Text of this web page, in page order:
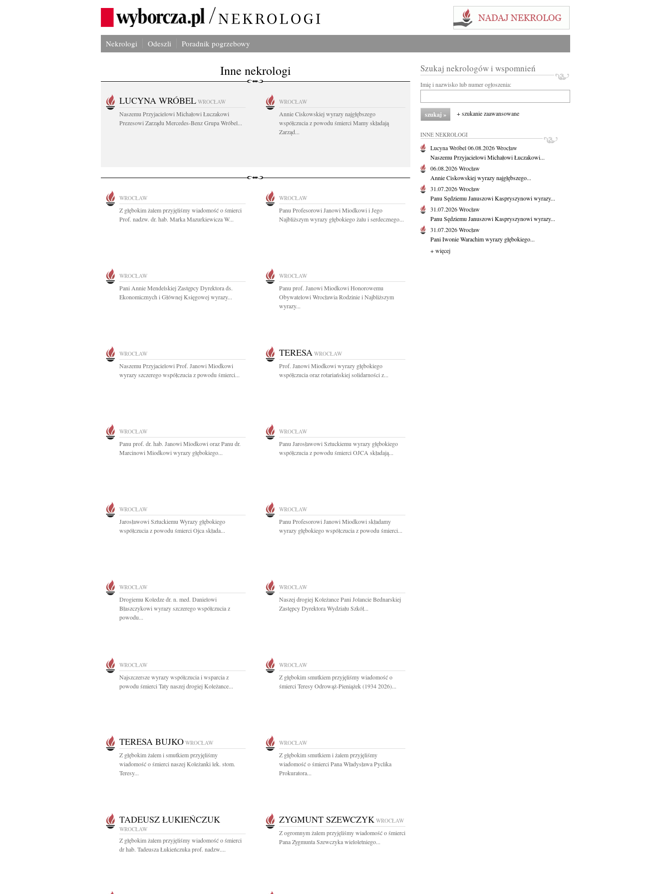
Nekrologi Odeszli Poradnik pogrzebowy
Inne nekrologi
LUCYNA WRÓBEL WROCŁAW
Naszemu Przyjacielowi Michałowi Łuczakowi
Prezesowi Zarządu Mercedes-Benz Grupa Wróbel...
WROCŁAW
Annie Ciskowskiej wyrazy najgłębszego
współczucia z powodu śmierci Mamy składają
Zarząd...
WROCŁAW
Z głębokim żalem przyjęliśmy wiadomość o śmierci
Prof. nadzw. dr. hab. Marka Mazurkiewicza W...
WROCŁAW
Panu Profesorowi Janowi Miodkowi i Jego
Najbliższym wyrazy głębokiego żalu i serdecznego...
WROCŁAW
Pani Annie Mendelskiej Zastępcy Dyrektora ds.
Ekonomicznych i Głównej Księgowej wyrazy...
WROCŁAW
Panu prof. Janowi Miodkowi Honorowemu
Obywatelowi Wrocławia Rodzinie i Najbliższym
wyrazy...
WROCŁAW
Naszemu Przyjacielowi Prof. Janowi Miodkowi
wyrazy szczerego współczucia z powodu śmierci...
TERESA WROCŁAW
Prof. Janowi Miodkowi wyrazy głębokiego
współczucia oraz rotariańskiej solidarności z...
WROCŁAW
Panu prof. dr. hab. Janowi Miodkowi oraz Panu dr.
Marcinowi Miodkowi wyrazy głębokiego...
WROCŁAW
Panu Jarosławowi Sztuckiemu wyrazy głębokiego
współczucia z powodu śmierci OJCA składają...
WROCŁAW
Jarosławowi Sztuckiemu Wyrazy głębokiego
współczucia z powodu śmierci Ojca składa...
WROCŁAW
Panu Profesorowi Janowi Miodkowi składamy
wyrazy głębokiego współczucia z powodu śmierci...
WROCŁAW
Drogiemu Koledze dr. n. med. Danielowi
Błaszczykowi wyrazy szczerego współczucia z
powodu...
WROCŁAW
Naszej drogiej Koleżance Pani Jolancie Bednarskiej
Zastępcy Dyrektora Wydziału Szkół...
WROCŁAW
Najszczersze wyrazy współczucia i wsparcia z
powodu śmierci Taty naszej drogiej Koleżance...
WROCŁAW
Z głębokim smutkiem przyjęliśmy wiadomość o
śmierci Teresy Odrowąż-Pieniążek (1934 2026)...
TERESA BUJKO WROCŁAW
Z głębokim żalem i smutkiem przyjęliśmy
wiadomość o śmierci naszej Koleżanki lek. stom.
Teresy...
WROCŁAW
Z głębokim smutkiem i żalem przyjęliśmy
wiadomość o śmierci Pana Władysława Pyclika
Prokuratora...
TADEUSZ ŁUKIEŃCZUK
WROCŁAW
Z głębokim żalem przyjęliśmy wiadomość o śmierci
dr hab. Tadeusza Łukieńczuka prof. nadzw....
ZYGMUNT SZEWCZYK WROCŁAW
Z ogromnym żalem przyjęliśmy wiadomość o śmierci
Pana Zygmunta Szewczyka wieloletniego...
Szukaj nekrologów i wspomnień
Imię i nazwisko lub numer ogłoszenia:
+ szukanie zaawansowane
INNE NEKROLOGI
Lucyna Wróbel06.08.2026Wrocław
Naszemu Przyjacielowi Michałowi Łuczakowi...
06.08.2026Wrocław
Annie Ciskowskiej wyrazy najgłębszego...
31.07.2026Wrocław
Panu Sędziemu Januszowi Kaspryszynowi wyrazy...
31.07.2026Wrocław
Panu Sędziemu Januszowi Kaspryszynowi wyrazy...
31.07.2026Wrocław
Pani Iwonie Warachim wyrazy głębokiego...
+ więcej